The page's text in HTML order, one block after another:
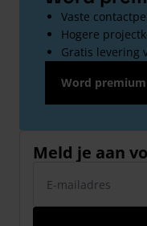
Vaste
Hogere
Gratis levering
Word
Meld je aan